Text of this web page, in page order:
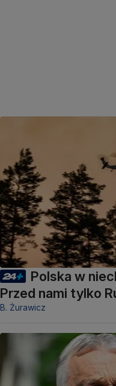
Polska w
Przed nami tylko
B. Żurawicz